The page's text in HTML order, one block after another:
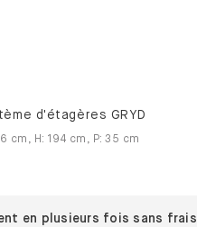
d'étagères GRYD
cm H: 194 cm P:35 cm
en plusieurs fois sans frais